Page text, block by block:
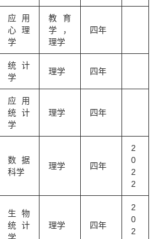
应用
心理
学
教育
学，
理学
四年
统计
学
理学 四年
应用
统计
学
理学 四年
数据
科学
理学 四年
2
0
2
2
生物
统计
理学 四年
2
0
2